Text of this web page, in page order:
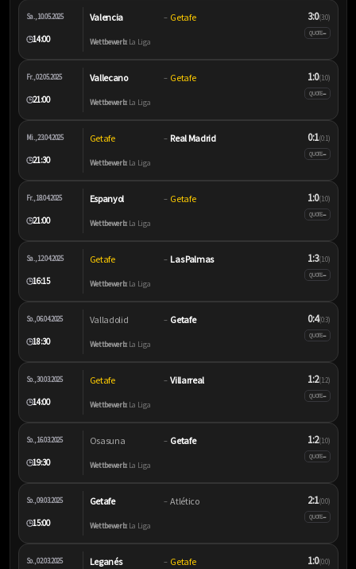
Sa., 10.05.2025
🕒14:00
Valencia – Getafe
Wettbewerb:La Liga
3:0(3:0)
QUOTE–
Fr., 02.05.2025
🕒21:00
Vallecano – Getafe
Wettbewerb:La Liga
1:0(1:0)
QUOTE–
Mi., 23.04.2025
🕒21:30
Getafe – Real Madrid
Wettbewerb:La Liga
0:1(0:1)
QUOTE–
Fr., 18.04.2025
🕒21:00
Espanyol – Getafe
Wettbewerb:La Liga
1:0(1:0)
QUOTE–
Sa., 12.04.2025
🕒16:15
Getafe – Las Palmas
Wettbewerb:La Liga
1:3(1:0)
QUOTE–
So., 06.04.2025
🕒18:30
Valladolid – Getafe
Wettbewerb:La Liga
0:4(0:3)
QUOTE–
So., 30.03.2025
🕒14:00
Getafe – Villarreal
Wettbewerb:La Liga
1:2(1:2)
QUOTE–
So., 16.03.2025
🕒19:30
Osasuna – Getafe
Wettbewerb:La Liga
1:2(1:0)
QUOTE–
So., 09.03.2025
🕒15:00
Getafe – Atlético
Wettbewerb:La Liga
2:1(0:0)
QUOTE–
So., 02.03.2025 Leganés – Getafe 1:0(0:0)